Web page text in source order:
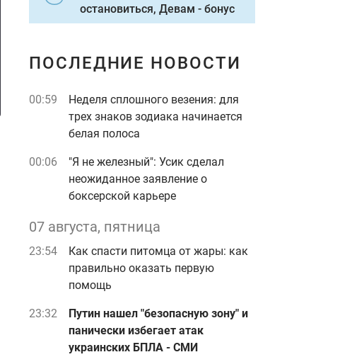
остановиться, Девам - бонус
ПОСЛЕДНИЕ НОВОСТИ
00:59
Неделя сплошного везения: для
трех знаков зодиака начинается
белая полоса
00:06
"Я не железный": Усик сделал
неожиданное заявление о
боксерской карьере
07 августа, пятница
23:54
Как спасти питомца от жары: как
правильно оказать первую
помощь
23:32
Путин нашел "безопасную зону" и
панически избегает атак
украинских БПЛА - СМИ